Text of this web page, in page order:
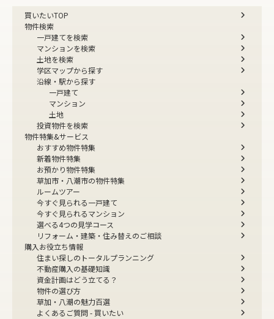
買いたいTOP
物件検索
一戸建てを検索
マンションを検索
土地を検索
学区マップから探す
沿線・駅から探す
一戸建て
マンション
土地
投資物件を検索
物件特集&サービス
おすすめ物件特集
新着物件特集
お預かり物件特集
草加市・八潮市の物件特集
ルームツアー
今すぐ見られる一戸建て
今すぐ見られるマンション
選べる4つの見学コース
リフォーム・建築・住み替えのご相談
購入お役立ち情報
住まい探しのトータルプランニング
不動産購入の基礎知識
資金計画はどう立てる？
物件の選び方
草加・八潮の魅力百選
よくあるご質問 - 買いたい